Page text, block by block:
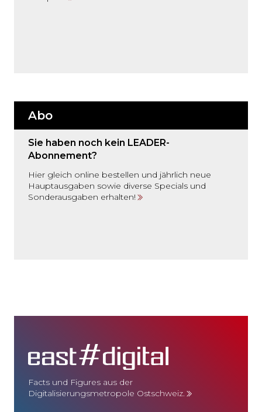
Abo
Sie haben noch kein LEADER-
Abonnement?
Hier gleich online bestellen und jährlich neue
Hauptausgaben sowie diverse Specials und
Sonderausgaben erhalten!
Facts und Figures aus der
Digitalisierungsmetropole Ostschweiz.